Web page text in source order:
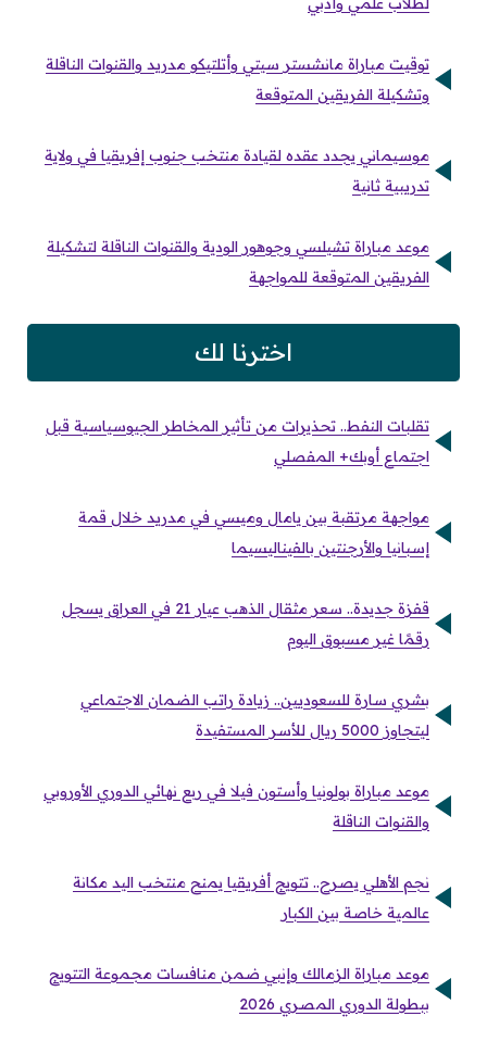
توقيت مباراة مانشستر سيتي وأتلتيكو مدريد والقنوات الناقلة
وتشكيلة الفريقين المتوقعة
موسيماني يجدد عقده لقيادة منتخب جنوب إفريقيا في ولاية
تدريبية ثانية
موعد مباراة تشيلسي وجوهور الودية والقنوات الناقلة لتشكيلة
الفريقين المتوقعة للمواجهة
اخترنا لك
تقلبات النفط.. تحذيرات من تأثير المخاطر الجيوسياسية قبل
اجتماع أوبك+ المفصلي
مواجهة مرتقبة بين يامال وميسي في مدريد خلال قمة
إسبانيا والأرجنتين بالفيناليسيما
قفزة جديدة.. سعر مثقال الذهب عيار 21 في العراق يسجل
رقمًا غير مسبوق اليوم
بشري سارة للسعوديين.. زيادة راتب الضمان الاجتماعي
ليتجاوز 5000 ريال للأسر المستفيدة
موعد مباراة بولونيا وأستون فيلا في ربع نهائي الدوري الأوروبي
والقنوات الناقلة
نجم الأهلي يصرح.. تتويج أفريقيا يمنح منتخب اليد مكانة
عالمية خاصة بين الكبار
موعد مباراة الزمالك وإنبي ضمن منافسات مجموعة التتويج
ببطولة الدوري المصري 2026